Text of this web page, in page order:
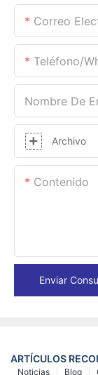
Correo
Teléfono/
Nombre De
Archivo
Contenido
Enviar
ARTÍCULOS
Blog
Noticias